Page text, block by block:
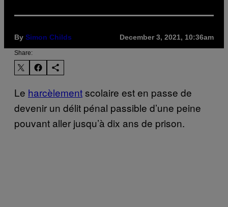
By Simon Childs December 3, 2021, 10:36am
Share:
Le harcèlementscolaire est en passe de
devenir un délit pénal passible d’une peine
pouvant aller jusqu’à dix ans de prison.